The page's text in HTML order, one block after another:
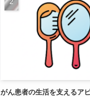
がん患者の生活を支えるア